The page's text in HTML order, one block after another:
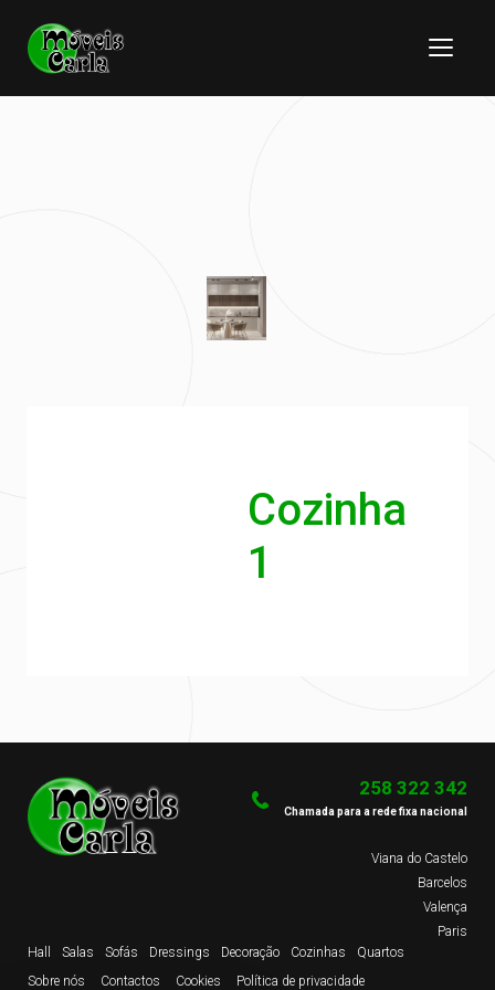
Cozinha
1
Hall Salas Sofás Dressings Decoração Cozinhas
Quartos
Sobre nós
Contactos Cookies Política de privacidade
258 322 342
Chamada para a rede fixa nacional
Viana do Castelo
Barcelos
Valença
Paris